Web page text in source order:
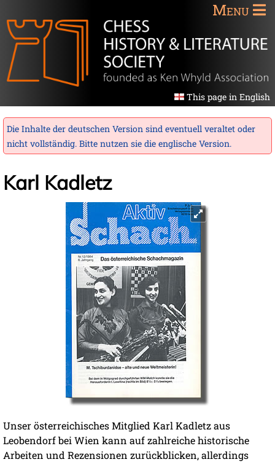
Menu
This page in English
Die Inhalte der deutschen Version sind eventuell veraltet oder
nicht vollständig. Bitte nutzen sie die englische Version.
Karl Kadletz
Unser österreichisches Mitglied Karl Kadletz aus
Leobendorf bei Wien kann auf zahlreiche historische
Arbeiten und Rezensionen zurückblicken, allerdings